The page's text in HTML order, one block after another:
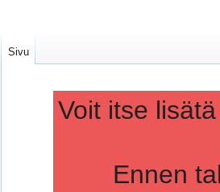
Voit itse
Ennen
Sivu